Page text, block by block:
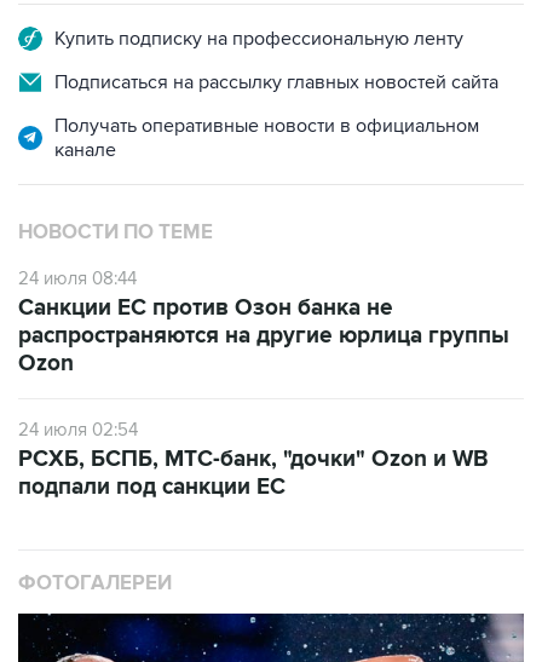
Купить подписку на профессиональную ленту
Подписаться на рассылку главных новостей сайта
Получать оперативные новости в официальном
канале
НОВОСТИ ПО ТЕМЕ
24 июля 08:44
Санкции ЕС против Озон банка не
распространяются на другие юрлица группы
Ozon
24 июля 02:54
РСХБ, БСПБ, МТС-банк, "дочки" Ozon и WB
подпали под санкции ЕС
ФОТОГАЛЕРЕИ